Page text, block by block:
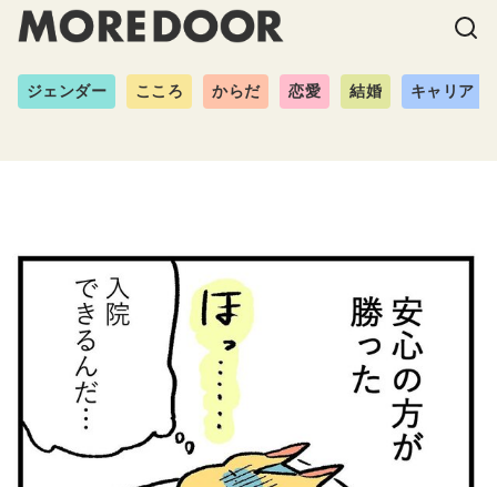
ジェンダー こころ からだ 恋愛 結婚 キャリア